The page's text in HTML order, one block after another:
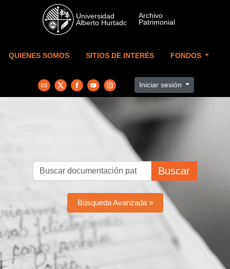
Skip to main content
QUIENES SOMOS SITIOS DE INTERÉS FONDOS
Iniciar sesión
Buscar
Búsqueda Avanzada »